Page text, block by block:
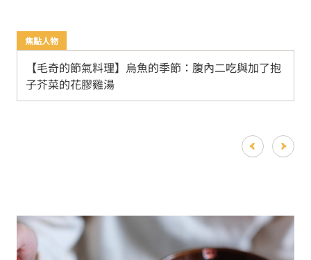
焦點人物
【毛奇的節氣料理】烏魚的季節：腹內二吃與加了抱
子芥菜的花膠雞湯